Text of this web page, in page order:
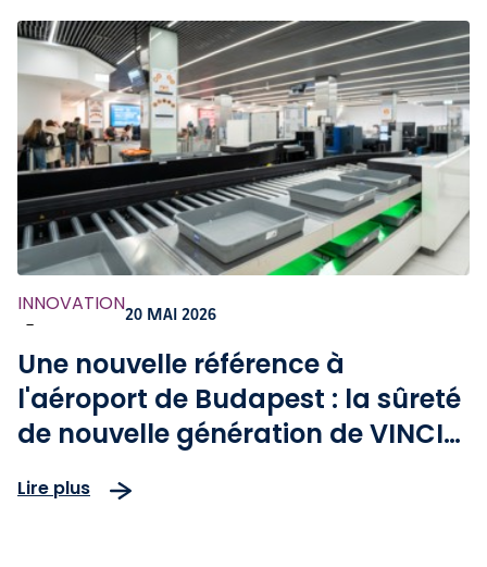
INNOVATION
-
20 MAI 2026
Une nouvelle référence à
l'aéroport de Budapest : la sûreté
de nouvelle génération de VINCI
Lire plus